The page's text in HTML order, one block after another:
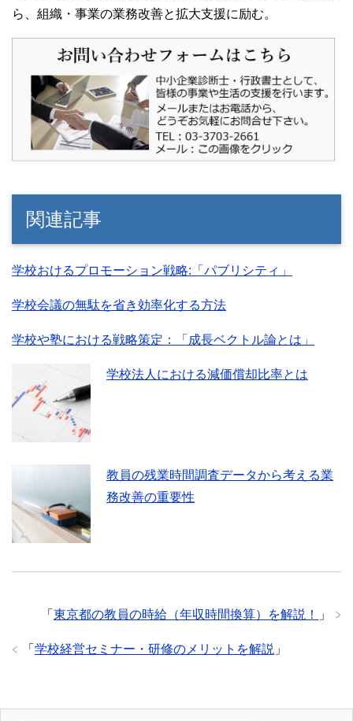
ら、組織・事業の業務改善と拡大支援に励む。
関連記事
学校おけるプロモーション戦略:「パブリシティ」
学校会議の無駄を省き効率化する方法
学校や塾における戦略策定：「成長ベクトル論とは」
学校法人における減価償却比率とは
教員の残業時間調査データから考える業
務改善の重要性
「 東京都の教員の時給（年収時間換算）を解説！ 」
「 学校経営セミナー・研修のメリットを解説 」